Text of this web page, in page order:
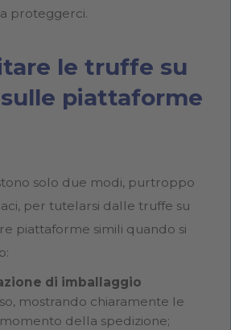
proteggerci.
le truffe su
piattaforme
solo due modi, purtroppo
per tutelarsi dalle truffe su
piattaforme simili quando si
di imballaggio
mostrando chiaramente le
della spedizione;